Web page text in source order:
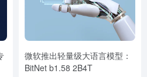
微软推出轻量级大语言模型：
BitNet b1.58 2B4T